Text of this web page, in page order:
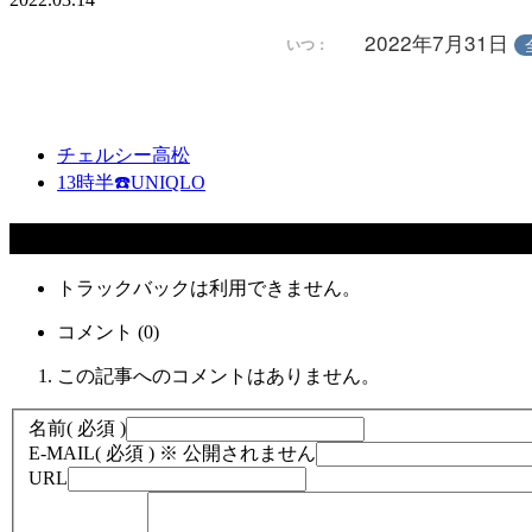
いつ： 2022年7月31日
チェルシー高松
13時半☎️UNIQLO
トラックバックは利用できません。
コメント (0)
この記事へのコメントはありません。
名前( 必須 )
E-MAIL( 必須 ) ※ 公開されません
URL